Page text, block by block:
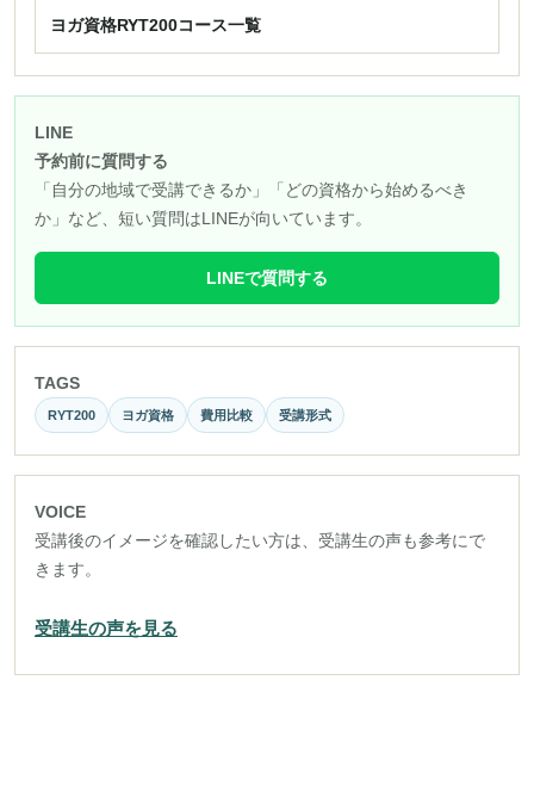
ヨガ資格RYT200コース一覧
LINE
予約前に質問する
「自分の地域で受講できるか」「どの資格から始めるべき
か」など、短い質問はLINEが向いています。
LINEで質問する
TAGS
RYT200 ヨガ資格 費用比較 受講形式
VOICE
受講後のイメージを確認したい方は、受講生の声も参考にで
きます。
受講生の声を見る